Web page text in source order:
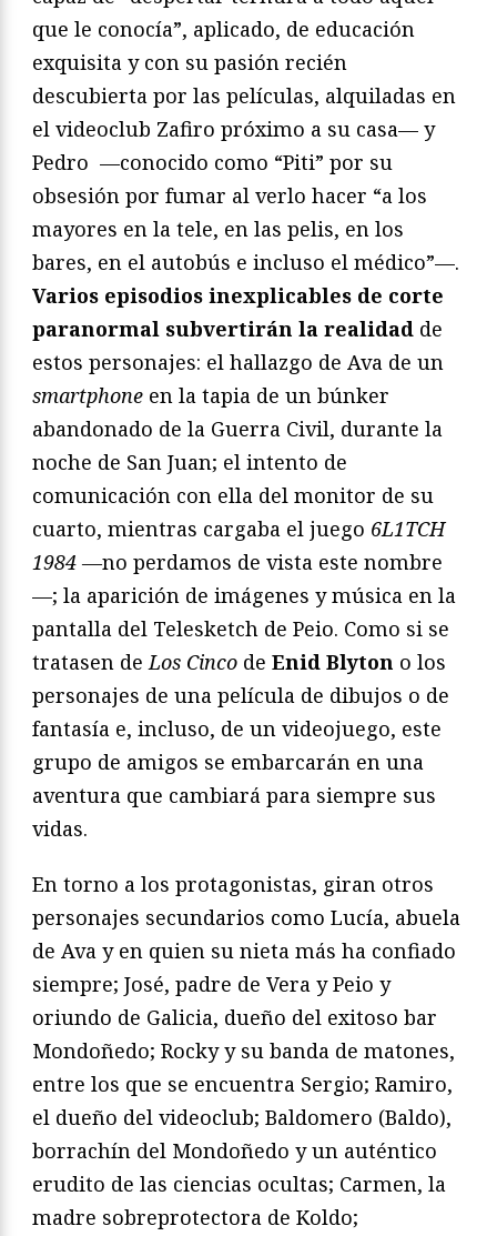
que le conocía”, aplicado, de educación
exquisita y con su pasión recién
descubierta por las películas, alquiladas en
el videoclub Zafiro próximo a su casa— y
Pedro —conocido como “Piti” por su
obsesión por fumar al verlo hacer “a los
mayores en la tele, en las pelis, en los
bares, en el autobús e incluso el médico”—.
Varios episodios inexplicables de corte
paranormal subvertirán la realidad de
estos personajes: el hallazgo de Ava de un
smartphone en la tapia de un búnker
abandonado de la Guerra Civil, durante la
noche de San Juan; el intento de
comunicación con ella del monitor de su
cuarto, mientras cargaba el juego 6L1TCH
1984 —no perdamos de vista este nombre
—; la aparición de imágenes y música en la
pantalla del Telesketch de Peio. Como si se
tratasen deLos Cinco de Enid Blyton o los
personajes de una película de dibujos o de
fantasía e, incluso, de un videojuego, este
grupo de amigos se embarcarán en una
aventura que cambiará para siempre sus
vidas.
En torno a los protagonistas, giran otros
personajes secundarios como Lucía, abuela
de Ava y en quien su nieta más ha confiado
siempre; José, padre de Vera y Peio y
oriundo de Galicia, dueño del exitoso bar
Mondoñedo; Rocky y su banda de matones,
entre los que se encuentra Sergio; Ramiro,
el dueño del videoclub; Baldomero (Baldo),
borrachín del Mondoñedo y un auténtico
erudito de las ciencias ocultas; Carmen, la
madre sobreprotectora de Koldo;